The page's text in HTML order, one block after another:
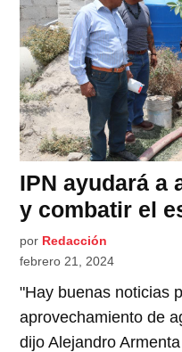
IPN ayudará a
y combatir el
por Redacción
febrero 21, 2024
"Hay buenas noticias
aprovechamiento de
dijo Alejandro